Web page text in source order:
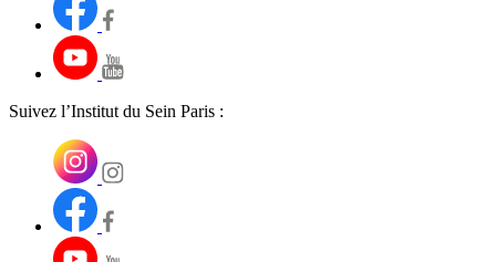
Suivez l’Institut du Sein Paris :